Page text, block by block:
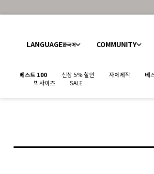
LANGUAGE한국어 COMMUNITY
베스트 100 신상 5% 할인 자체제작 베
빅사이즈
SALE